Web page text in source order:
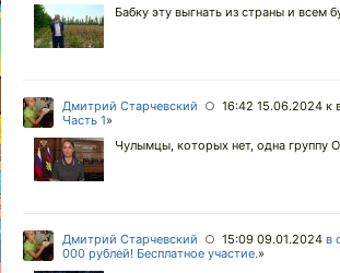
Бабку эту выгнать из страны и всем
Дмитрий Старчевский ○ 16:42 15.06.2024 к
Часть 1»
Чулымцы, которых нет, одна группу
Дмитрий Старчевский ○ 15:09 09.01.2024 в
000 рублей! Бесплатное участие.»